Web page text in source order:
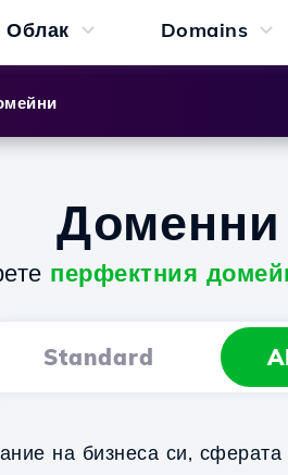
Облак Domains
Доменни
перфектния
Standard
на бизнеса си,